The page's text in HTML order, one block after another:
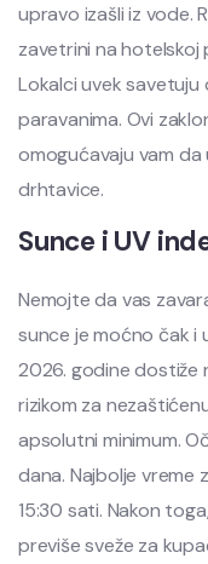
upravo izašli iz vode.
zavetrini na hotelskoj
Lokalci uvek savetuju
paravanima. Ovi
omogućavaju vam
drhtavice.
Sunce i UV
Nemojte da vas
sunce je moćno čak i
2026. godine dostiže
rizikom za
apsolutni minimum.
dana. Najbolje vreme
15:30 sati. Nakon
previše sveže za